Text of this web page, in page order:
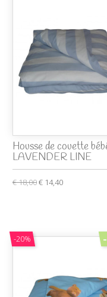
Housse de couette
LAVENDER LINE
€ 18,00€ 14,40
-20%